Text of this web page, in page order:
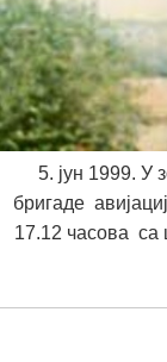
5. јун 1999. У
бригаде
17.12 часова са